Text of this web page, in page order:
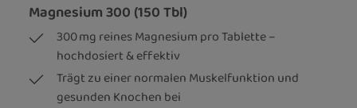
Magnesium 300 (150 Tbl)
300 mg reines Magnesium pro Tablette –
hochdosiert & effektiv
Trägt zu einer normalen Muskelfunktion und
gesunden Knochen bei